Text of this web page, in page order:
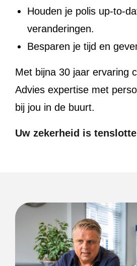
Houden je polis up-to-
veranderingen.
Besparen je tijd en
Met bijna 30 jaar ervaring
Advies expertise met
bij jou in de buurt.
Uw zekerheid is